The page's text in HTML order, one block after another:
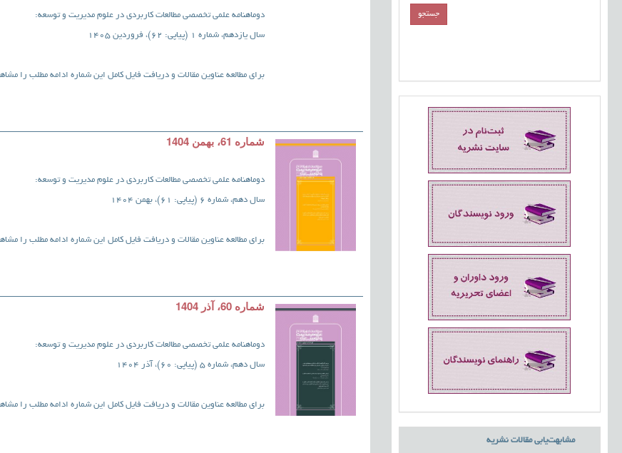
مشابهت‌یابی مقالات نشریه
دوماهنامه علمی تخصصی مطالعات کاربردی در علوم مدیریت و توسعه:
سال یازدهم، شماره 1 (پیاپی: 62)، فروردین 1405
برای مطالعه عناوین مقالات و دریافت فایل کامل این شماره ادامه مطلب را
شماره 61، بهمن 1404
دوماهنامه علمی تخصصی مطالعات کاربردی در علوم مدیریت و توسعه:
سال دهم، شماره 6 (پیاپی: 61)، بهمن 1404
برای مطالعه عناوین مقالات و دریافت فایل کامل این شماره ادامه مطلب را
شماره 60، آذر 1404
دوماهنامه علمی تخصصی مطالعات کاربردی در علوم مدیریت و توسعه:
سال دهم، شماره 5 (پیاپی: 60)، آذر 1404
برای مطالعه عناوین مقالات و دریافت فایل کامل این شماره ادامه مطلب را